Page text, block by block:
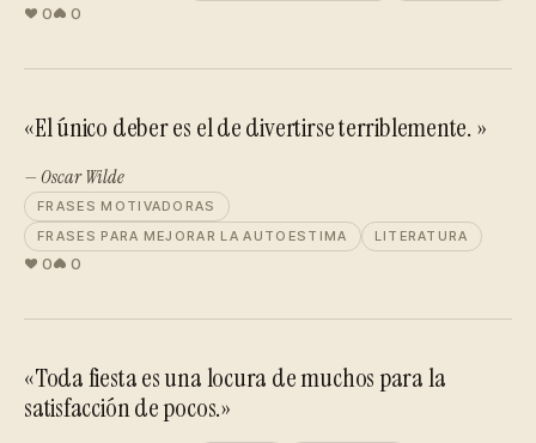
0 0
«El único deber es el de divertirse terriblemente. »
— Oscar Wilde
FRASES MOTIVADORAS
FRASES PARA MEJORAR LA AUTOESTIMA
LITERATURA
0 0
«Toda fiesta es una locura de muchos para la
satisfacción de pocos.»